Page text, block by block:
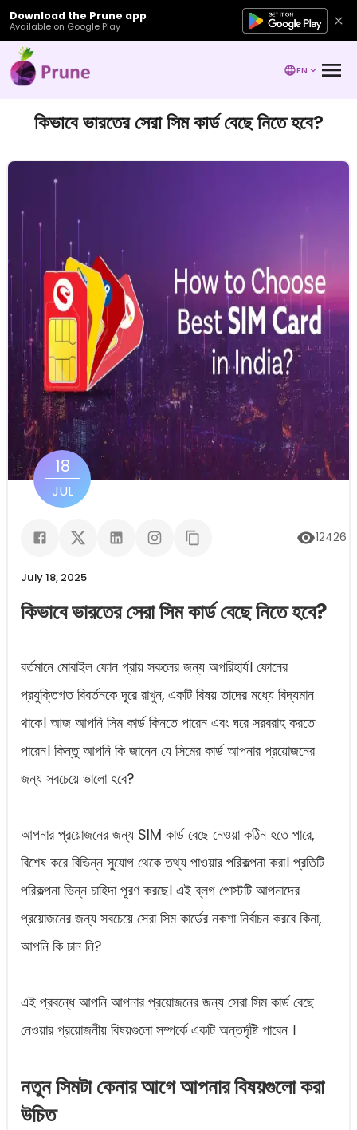
Download the Prune app
Available on Google Play
EN
কিভাবে ভারতের সেরা সিম কার্ড বেছে নিতে হবে?
18
JUL
12426
July 18, 2025
কিভাবে ভারতের সেরা সিম কার্ড বেছে নিতে হবে?
বর্তমানে মোবাইল ফোন প্রায় সকলের জন্য অপরিহার্য। ফোনের
প্রযুক্তিগত বিবর্তনকে দূরে রাখুন, একটি বিষয় তাদের মধ্যে বিদ্যমান
থাকে। আজ আপনি সিম কার্ড কিনতে পারেন এবং ঘরে সরবরাহ করতে
পারেন। কিন্তু আপনি কি জানেন যে সিমের কার্ড আপনার প্রয়োজনের
জন্য সবচেয়ে ভালো হবে?
আপনার প্রয়োজনের জন্য SIM কার্ড বেছে নেওয়া কঠিন হতে পারে,
বিশেষ করে বিভিন্ন সুযোগ থেকে তথ্য পাওয়ার পরিকল্পনা করা। প্রতিটি
পরিকল্পনা ভিন্ন চাহিদা পূরণ করছে। এই ব্লগ পোস্টটি আপনাদের
প্রয়োজনের জন্য সবচেয়ে সেরা সিম কার্ডের নকশা নির্বাচন করবে কিনা,
আপনি কি চান নি?
এই প্রবন্ধে আপনি আপনার প্রয়োজনের জন্য সেরা সিম কার্ড বেছে
নেওয়ার প্রয়োজনীয় বিষয়গুলো সম্পর্কে একটি অন্তর্দৃষ্টি পাবেন ।
নতুন সিমটা কেনার আগে আপনার বিষয়গুলো করা
উচিত